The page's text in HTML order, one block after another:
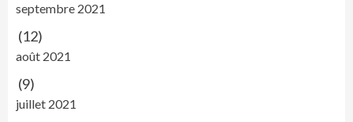
septembre 2021
(12)
août 2021
(9)
juillet 2021